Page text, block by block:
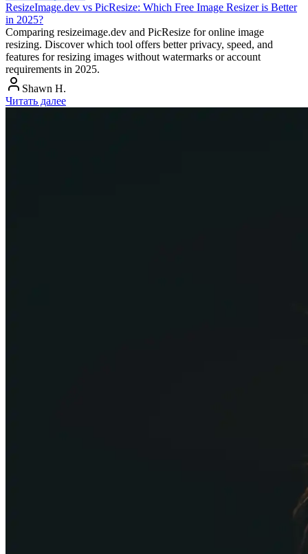
ResizeImage.dev vs PicResize: Which Free Image Resizer is Better
in 2025?
Comparing resizeimage.dev and PicResize for online image
resizing. Discover which tool offers better privacy, speed, and
features for resizing images without watermarks or account
requirements in 2025.
Shawn H.
Читать далее